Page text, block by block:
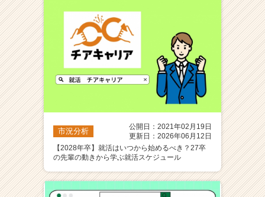
市況分析
公開日：2021年02月19日
更新日：2026年06月12日
【2028年卒】就活はいつから始めるべき？27卒
の先輩の動きから学ぶ就活スケジュール